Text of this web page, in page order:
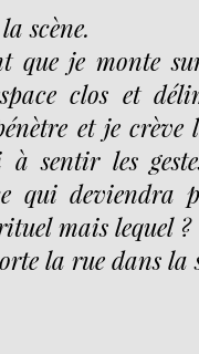
scène.
que je monte
clos et
et je crève
à sentir les
qui deviendra
mais lequel ?
la rue dans la